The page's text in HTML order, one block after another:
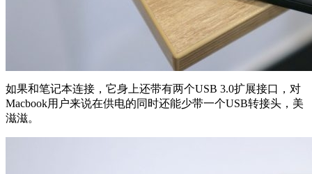
如果和笔记本连接，它身上还带有两个USB 3.0扩展接口，对
Macbook用户来说在供电的同时还能少带一个USB转接头，美
滋滋。